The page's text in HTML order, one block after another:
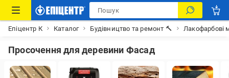
Епіцентр К Каталог Будівництво та ремонт 🔨 Лакофарбові
Просочення для деревини Фасад